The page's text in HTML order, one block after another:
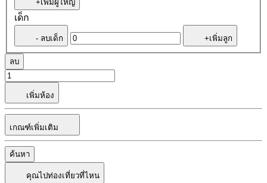
+เพิ่มผู้ใหญ่
เด็ก
- ลบเด็ก +เพิ่มลูก
ลบ
เพิ่มห้อง
เกณฑ์เพิ่มเติม
ค้นหา
คุณไปท่องเที่ยวที่ไหน